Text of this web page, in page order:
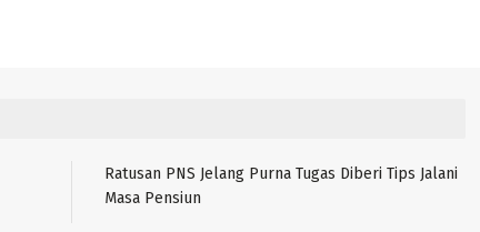
Ratusan PNS Jelang Purna Tugas Diberi Tips Jalani
Masa Pensiun